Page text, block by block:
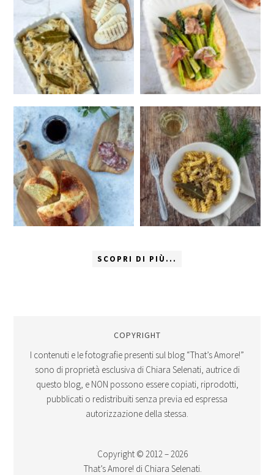
SCOPRI DI PIÙ...
COPYRIGHT
I contenuti e le fotografie presenti sul blog “That’s Amore!”
sono di proprietà esclusiva di Chiara Selenati, autrice di
questo blog, e NON possono essere copiati, riprodotti,
pubblicati o redistribuiti senza previa ed espressa
autorizzazione della stessa.
Copyright © 2012 – 2026
That’s Amore! di Chiara Selenati.